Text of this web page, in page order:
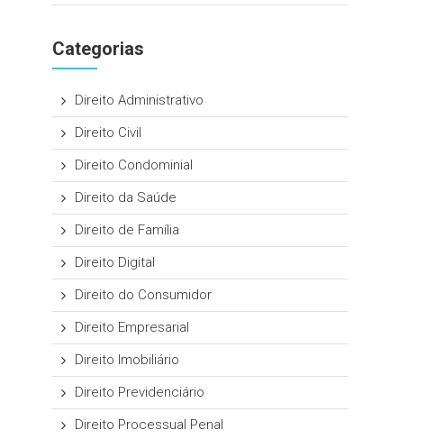
Categorias
Direito Administrativo
Direito Civil
Direito Condominial
Direito da Saúde
Direito de Família
Direito Digital
Direito do Consumidor
Direito Empresarial
Direito Imobiliário
Direito Previdenciário
Direito Processual Penal